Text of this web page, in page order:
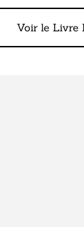
Voir le Livre